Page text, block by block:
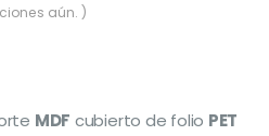
aún. )
MDF cubierto de folio PET